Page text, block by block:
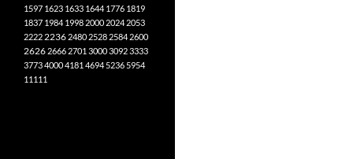
1597 1623 1633 1644 1776 1819
1837 1984 1998 2000 2024 2053
2222 2236 2480 2528 2584 2600
2626 2666 2701 300030923333
377340004181 4694 5236 5954
11111